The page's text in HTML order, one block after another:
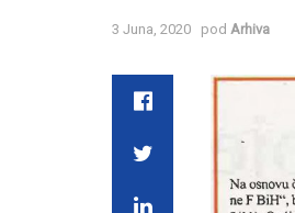
3 Juna, 2020 pod Arhiva